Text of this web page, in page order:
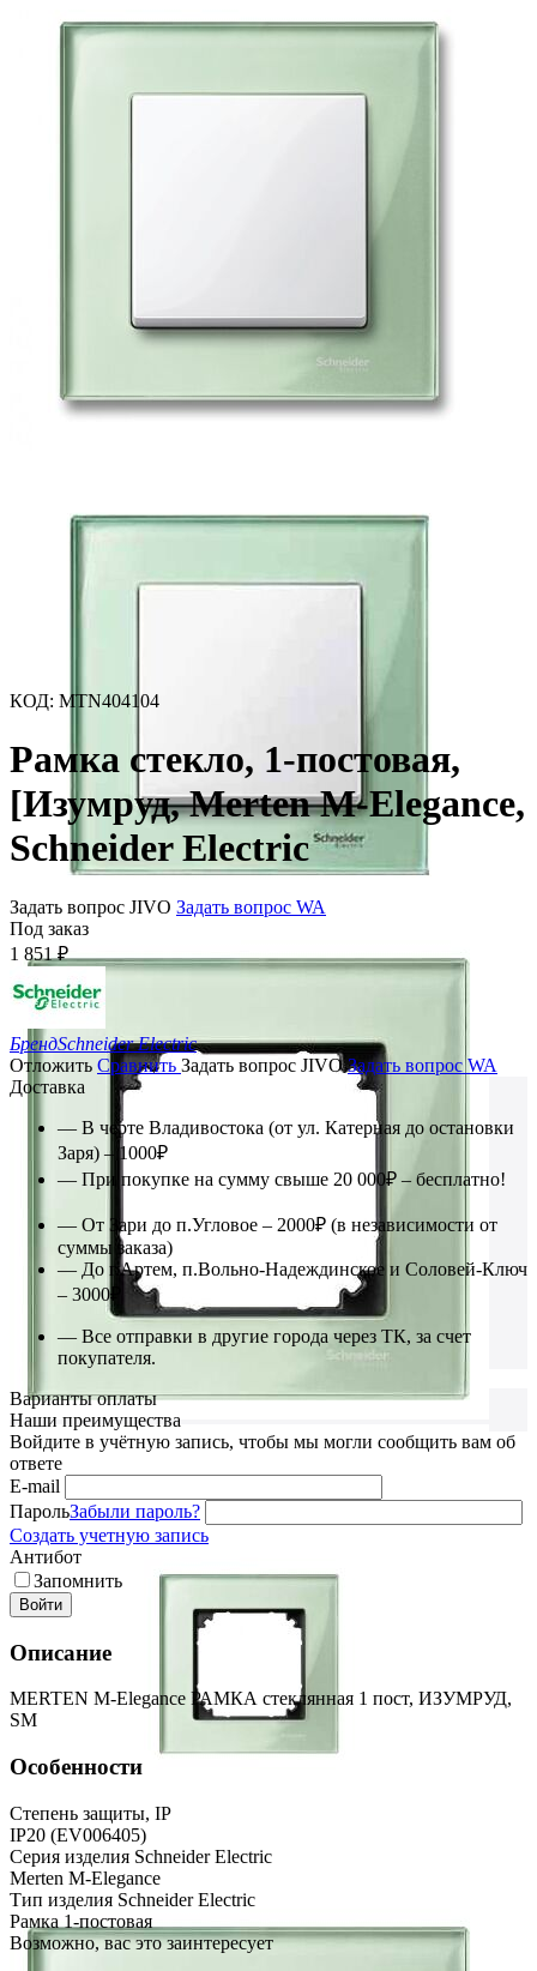
КОД: MTN404104
Рамка стекло, 1-постовая,
[Изумруд, Merten M-Elegance,
Schneider Electric
Задать вопрос JIVO Задать вопрос WA
Под заказ
1 851 ₽
БрендSchneider Electric
Отложить Сравнить Задать вопрос JIVO Задать вопрос WA
Доставка
— В черте Владивостока (от ул. Катерная до остановки
Заря) – 1000₽
— При покупке на сумму свыше 20 000₽ – бесплатно!
— От Зари до п.Угловое – 2000₽ (в независимости от
суммы заказа)
— До г.Артем, п.Вольно-Надеждинское и Соловей-Ключ
– 3000₽
— Все отправки в другие города через ТК, за счет
покупателя.
Варианты оплаты
Наши преимущества
Войдите в учётную запись, чтобы мы могли сообщить вам об
ответе
E-mail
ПарольЗабыли пароль?
Создать учетную запись
Антибот
Запомнить
Войти
Описание
MERTEN M-Elegance РАМКА стеклянная 1 пост, ИЗУМРУД,
SM
Особенности
Степень защиты, IP
IP20 (EV006405)
Серия изделия Schneider Electric
Merten M-Elegance
Тип изделия Schneider Electric
Рамка 1-постовая
Возможно, вас это заинтересует